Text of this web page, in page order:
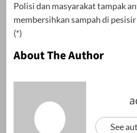
Polisi dan masyarakat tampak
membersihkan sampah di
(*)
About The Author
See